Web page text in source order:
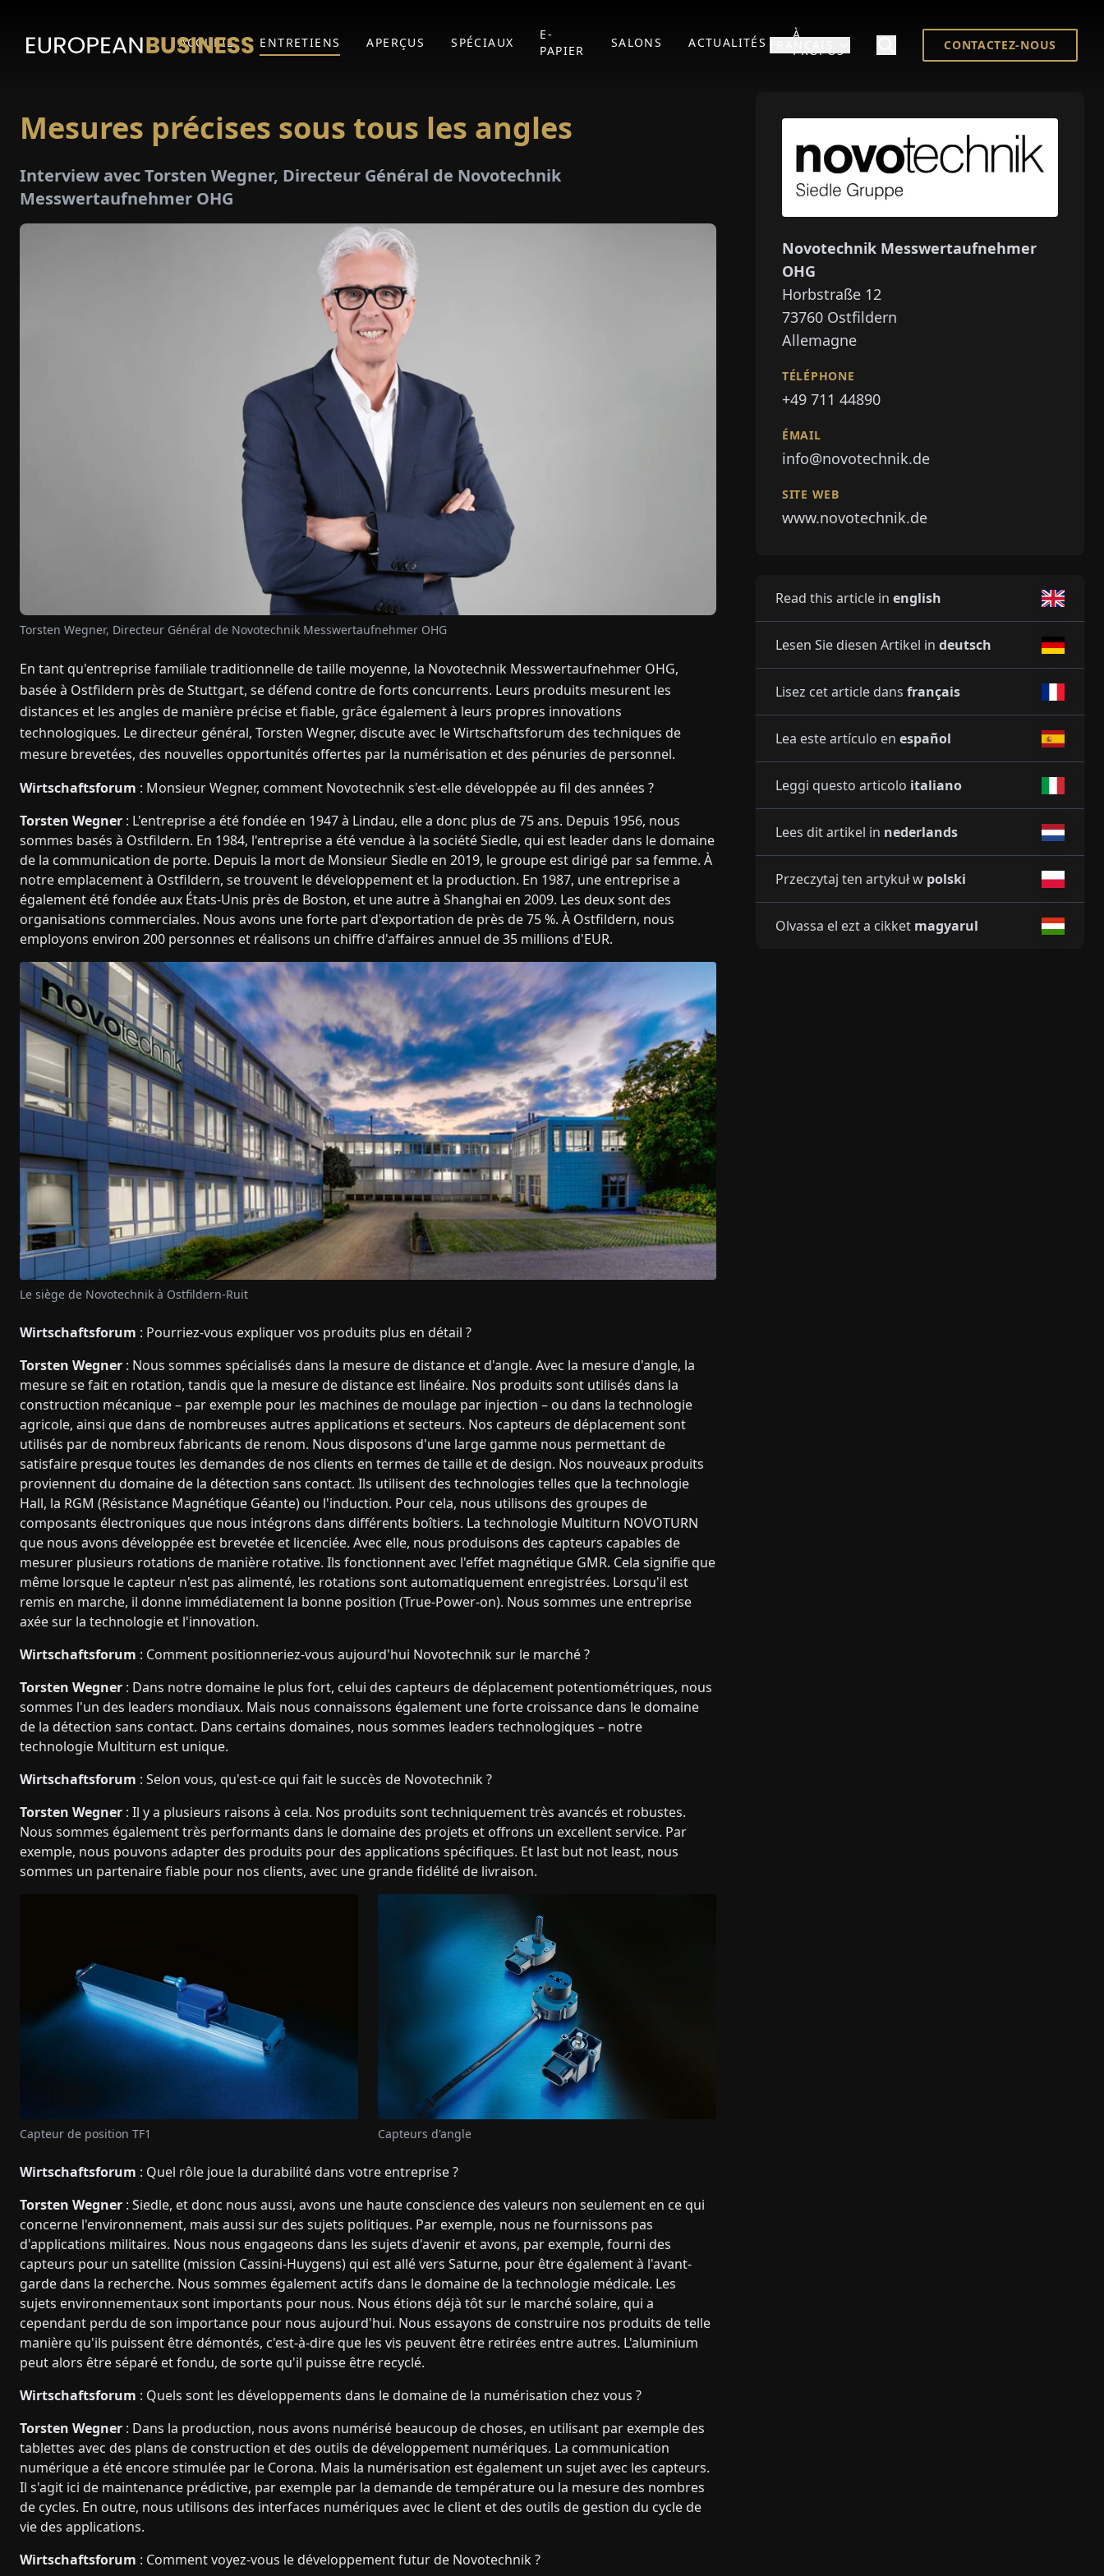
ACCUEIL ENTRETIENS APERÇUS SPÉCIAUX
E-
PAPIER
SALONS ACTUALITÉS
À
PROPOS
CONTACTEZ-NOUS
Mesures précises sous tous les angles
Interview avec Torsten Wegner, Directeur Général de Novotechnik
Messwertaufnehmer OHG
Torsten Wegner, Directeur Général de Novotechnik Messwertaufnehmer OHG
En tant qu'entreprise familiale traditionnelle de taille moyenne, la Novotechnik Messwertaufnehmer OHG,
basée à Ostfildern près de Stuttgart, se défend contre de forts concurrents. Leurs produits mesurent les
distances et les angles de manière précise et fiable, grâce également à leurs propres innovations
technologiques. Le directeur général, Torsten Wegner, discute avec le Wirtschaftsforum des techniques de
mesure brevetées, des nouvelles opportunités offertes par la numérisation et des pénuries de personnel.
Wirtschaftsforum : Monsieur Wegner, comment Novotechnik s'est-elle développée au fil des années ?
Torsten Wegner : L'entreprise a été fondée en 1947 à Lindau, elle a donc plus de 75 ans. Depuis 1956, nous
sommes basés à Ostfildern. En 1984, l'entreprise a été vendue à la société Siedle, qui est leader dans le domaine
de la communication de porte. Depuis la mort de Monsieur Siedle en 2019, le groupe est dirigé par sa femme. À
notre emplacement à Ostfildern, se trouvent le développement et la production. En 1987, une entreprise a
également été fondée aux États-Unis près de Boston, et une autre à Shanghai en 2009. Les deux sont des
organisations commerciales. Nous avons une forte part d'exportation de près de 75 %. À Ostfildern, nous
employons environ 200 personnes et réalisons un chiffre d'affaires annuel de 35 millions d'EUR.
Le siège de Novotechnik à Ostfildern-Ruit
Wirtschaftsforum : Pourriez-vous expliquer vos produits plus en détail ?
Torsten Wegner : Nous sommes spécialisés dans la mesure de distance et d'angle. Avec la mesure d'angle, la
mesure se fait en rotation, tandis que la mesure de distance est linéaire. Nos produits sont utilisés dans la
construction mécanique – par exemple pour les machines de moulage par injection – ou dans la technologie
agricole, ainsi que dans de nombreuses autres applications et secteurs. Nos capteurs de déplacement sont
utilisés par de nombreux fabricants de renom. Nous disposons d'une large gamme nous permettant de
satisfaire presque toutes les demandes de nos clients en termes de taille et de design. Nos nouveaux produits
proviennent du domaine de la détection sans contact. Ils utilisent des technologies telles que la technologie
Hall, la RGM (Résistance Magnétique Géante) ou l'induction. Pour cela, nous utilisons des groupes de
composants électroniques que nous intégrons dans différents boîtiers. La technologie Multiturn NOVOTURN
que nous avons développée est brevetée et licenciée. Avec elle, nous produisons des capteurs capables de
mesurer plusieurs rotations de manière rotative. Ils fonctionnent avec l'effet magnétique GMR. Cela signifie que
même lorsque le capteur n'est pas alimenté, les rotations sont automatiquement enregistrées. Lorsqu'il est
remis en marche, il donne immédiatement la bonne position (True-Power-on). Nous sommes une entreprise
axée sur la technologie et l'innovation.
Wirtschaftsforum : Comment positionneriez-vous aujourd'hui Novotechnik sur le marché ?
Torsten Wegner : Dans notre domaine le plus fort, celui des capteurs de déplacement potentiométriques, nous
sommes l'un des leaders mondiaux. Mais nous connaissons également une forte croissance dans le domaine
de la détection sans contact. Dans certains domaines, nous sommes leaders technologiques – notre
technologie Multiturn est unique.
Wirtschaftsforum : Selon vous, qu'est-ce qui fait le succès de Novotechnik ?
Torsten Wegner : Il y a plusieurs raisons à cela. Nos produits sont techniquement très avancés et robustes.
Nous sommes également très performants dans le domaine des projets et offrons un excellent service. Par
exemple, nous pouvons adapter des produits pour des applications spécifiques. Et last but not least, nous
sommes un partenaire fiable pour nos clients, avec une grande fidélité de livraison.
Capteur de position TF1 Capteurs d'angle
Wirtschaftsforum : Quel rôle joue la durabilité dans votre entreprise ?
Torsten Wegner : Siedle, et donc nous aussi, avons une haute conscience des valeurs non seulement en ce qui
concerne l'environnement, mais aussi sur des sujets politiques. Par exemple, nous ne fournissons pas
d'applications militaires. Nous nous engageons dans les sujets d'avenir et avons, par exemple, fourni des
capteurs pour un satellite (mission Cassini-Huygens) qui est allé vers Saturne, pour être également à l'avant-
garde dans la recherche. Nous sommes également actifs dans le domaine de la technologie médicale. Les
sujets environnementaux sont importants pour nous. Nous étions déjà tôt sur le marché solaire, qui a
cependant perdu de son importance pour nous aujourd'hui. Nous essayons de construire nos produits de telle
manière qu'ils puissent être démontés, c'est-à-dire que les vis peuvent être retirées entre autres. L'aluminium
peut alors être séparé et fondu, de sorte qu'il puisse être recyclé.
Wirtschaftsforum : Quels sont les développements dans le domaine de la numérisation chez vous ?
Torsten Wegner : Dans la production, nous avons numérisé beaucoup de choses, en utilisant par exemple des
tablettes avec des plans de construction et des outils de développement numériques. La communication
numérique a été encore stimulée par le Corona. Mais la numérisation est également un sujet avec les capteurs.
Il s'agit ici de maintenance prédictive, par exemple par la demande de température ou la mesure des nombres
de cycles. En outre, nous utilisons des interfaces numériques avec le client et des outils de gestion du cycle de
vie des applications.
Wirtschaftsforum : Comment voyez-vous le développement futur de Novotechnik ?
Novotechnik Messwertaufnehmer
OHG
Horbstraße 12
73760 Ostfildern
Allemagne
TÉLÉPHONE
+49 711 44890
ÉMAIL
info@novotechnik.de
SITE WEB
www.novotechnik.de
Read this article in english
Lesen Sie diesen Artikel in deutsch
Lisez cet article dans français
Lea este artículo en español
Leggi questo articolo italiano
Lees dit artikel in nederlands
Przeczytaj ten artykuł w polski
Olvassa el ezt a cikket magyarul